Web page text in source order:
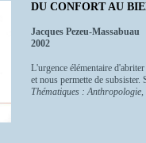
DU CONFORT AU
Jacques Pezeu-Massabuau
2002
L'urgence élémentaire
et nous permette de
Thématiques :